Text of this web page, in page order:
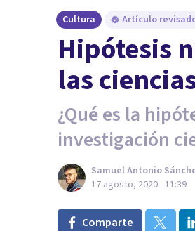
Cultura Artículo
Hipótesis
las
¿Qué es la
investigación
Samuel Antonio
17 agosto, 2020 - 11:39
Comparte